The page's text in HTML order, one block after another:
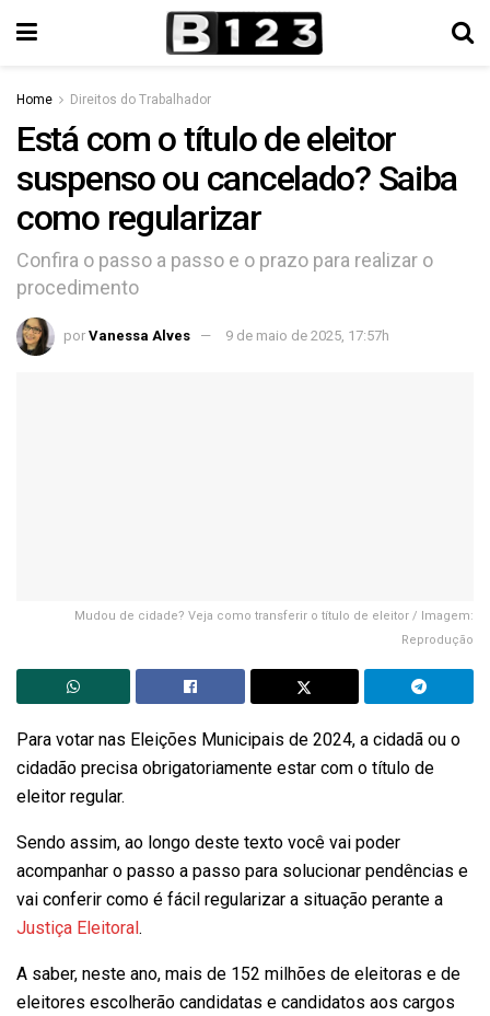
Home Direitos do Trabalhador
Está com o título de eleitor
suspenso ou cancelado? Saiba
como regularizar
Confira o passo a passo e o prazo para realizar o
procedimento
por Vanessa Alves 9 de maio de 2025, 17:57h
Mudou de cidade? Veja como transferir o título de eleitor / Imagem:
Reprodução
Para votar nas Eleições Municipais de 2024, a cidadã ou o
cidadão precisa obrigatoriamente estar com o título de
eleitor regular.
Sendo assim, ao longo deste texto você vai poder
acompanhar o passo a passo para solucionar pendências e
vai conferir como é fácil regularizar a situação perante a
Justiça Eleitoral.
A saber, neste ano, mais de 152 milhões de eleitoras e de
eleitores escolherão candidatas e candidatos aos cargos